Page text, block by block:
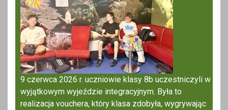
9 czerwca 2026 r. uczniowie klasy 8b uczestniczyli w
wyjątkowym wyjeździe integracyjnym. Była to
realizacja vouchera, który klasa zdobyła, wygrywając